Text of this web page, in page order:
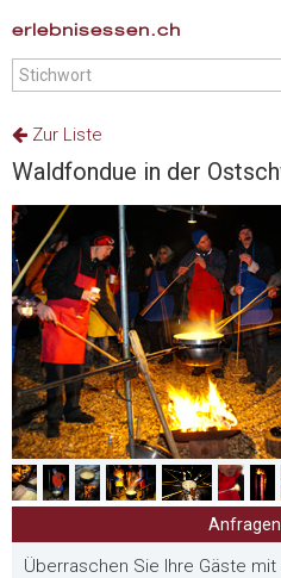
erlebnisessen.ch
Zur Liste
Waldfondue in der
Anfragen
Überraschen Sie Ihre Gäste